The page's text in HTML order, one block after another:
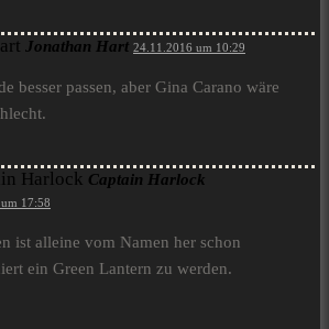
Jonathan Hart 24.11.2016 um 10:29
besser passen, aber Gina Carano wäre
Captain Harlock
17:58
ist alleine vom Namen her schon
ein Green Lantern zu werden.